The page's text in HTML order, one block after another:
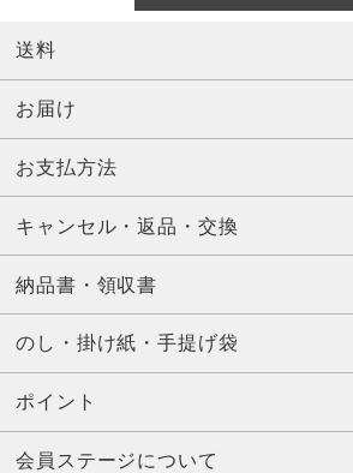
送料
お届け
お支払方法
キャンセル・返品・交換
納品書・領収書
のし・掛け紙・手提げ袋
ポイント
会員ステージについて